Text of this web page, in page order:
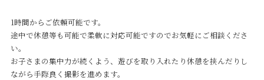
1時間からご依頼可能です。
途中で休憩等も可能で柔軟に対応可能ですのでお気軽にご相談くださ
い。
お子さまの集中力が続くよう、遊びを取り入れたり休憩を挟んだりし
ながら手際良く撮影を進めます。